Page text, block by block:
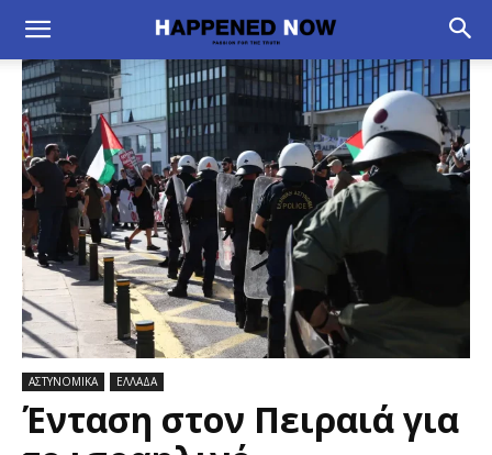
ΑΣΤΥΝΟΜΙΚΑ ΕΛΛΑΔΑ
Ένταση στον Πειραιά για